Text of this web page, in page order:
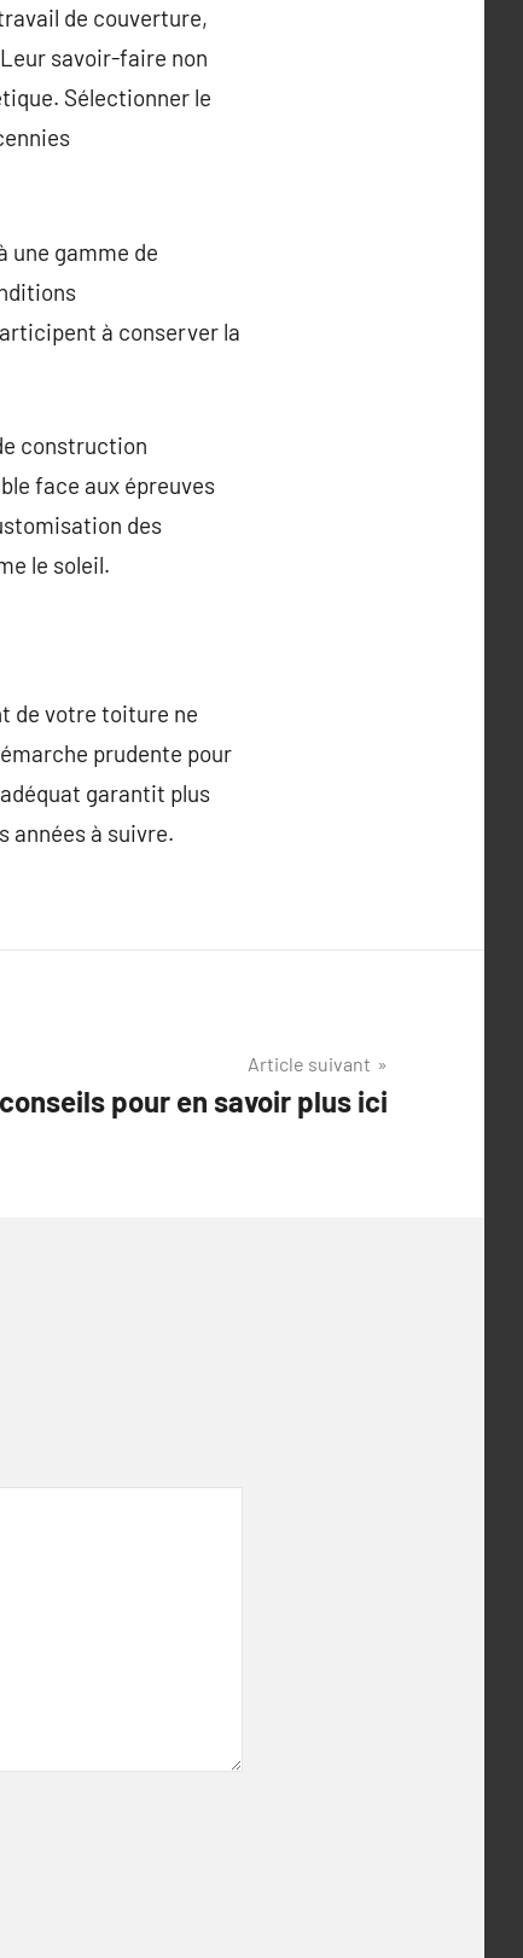
de couverture,
Leur savoir-faire non
Sélectionner le
une gamme de
à conserver la
construction
face aux épreuves
des
le soleil.
de votre toiture ne
prudente pour
garantit plus
années à suivre.
Article suivant
pour en savoir plus ici